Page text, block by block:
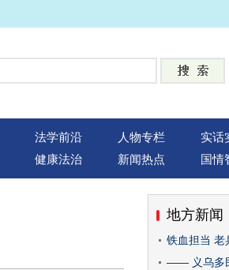
法学前沿 人物专栏 实话
健康法治 新闻热点 国情
地方新闻
铁血担当 老
—— 义乌多